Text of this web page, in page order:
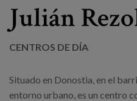
Julián
CENTROS DE DÍA
Situado en Donostia, en el
entorno urbano, es un centro